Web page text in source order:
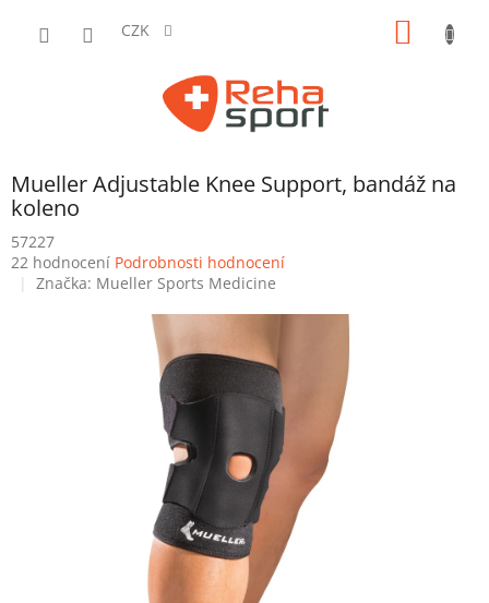
CZK
Mueller Adjustable Knee Support, bandáž na
koleno
57227
Průměrné
hodnocení
22 hodnocení Podrobnosti hodnocení
Značka: Mueller Sports Medicine